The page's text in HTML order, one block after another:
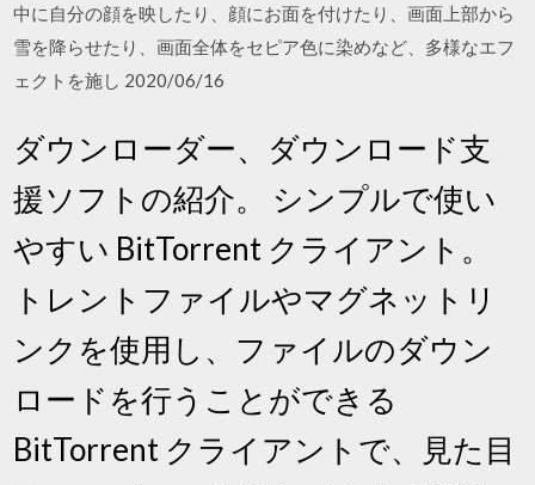
中に自分の顔を映したり、顔にお面を付けたり、画面上部から
雪を降らせたり、画面全体をセピア色に染めなど、多様なエフ
ェクトを施し 2020/06/16
ダウンローダー、ダウンロード支
援ソフトの紹介。 シンプルで使い
やすい BitTorrent クライアント。
トレントファイルやマグネットリ
ンクを使用し、ファイルのダウン
ロードを行うことができる
BitTorrent クライアントで、見た目